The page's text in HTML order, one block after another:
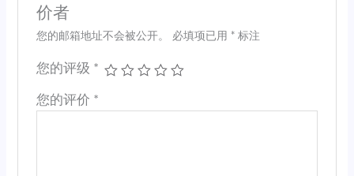
价者
您的邮箱地址不会被公开。 必填项已用 *标注
您的评级 *
您的评价 *